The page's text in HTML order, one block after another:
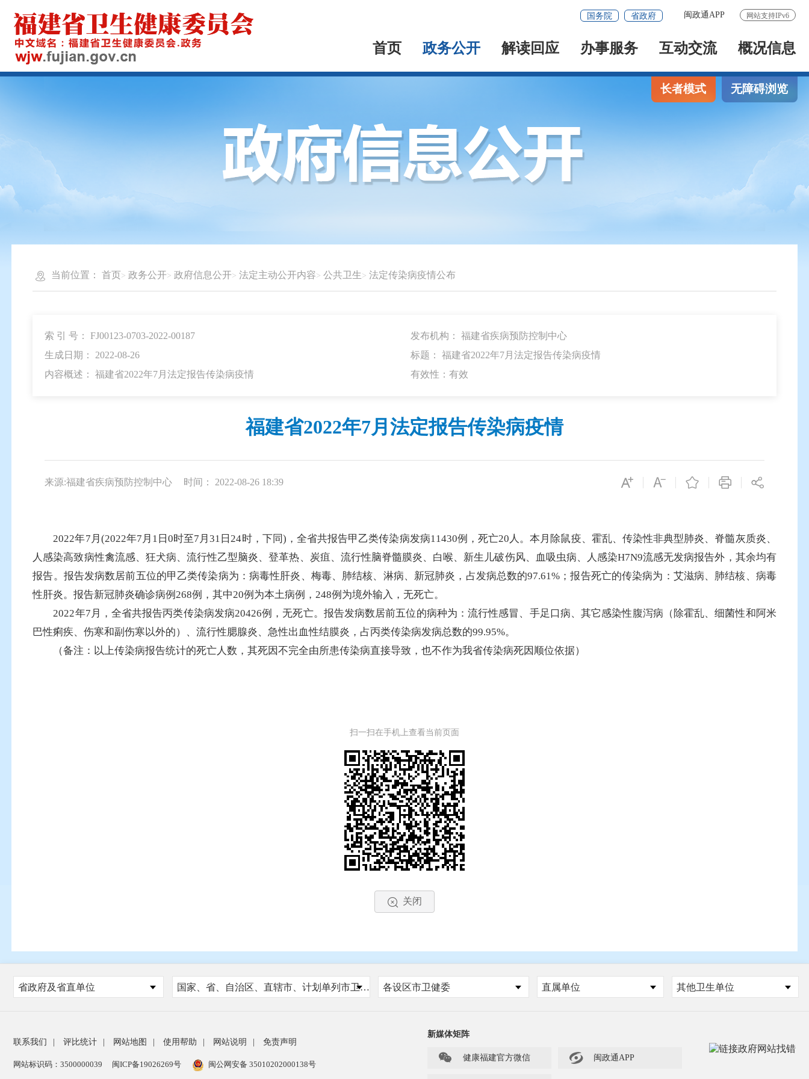
网站支持IPv6
闽政通APP
国务院 省政府
首页 政务公开 解读回应 办事服务 互动交流 概况信息
长者模式 无障碍浏览
当前位置： 首页 政务公开 政府信息公开 法定主动公开内容 公共卫生 法定传染病疫情公布
索 引 号： FJ00123-0703-2022-00187
发布机构： 福建省疾病预防控制中心
生成日期： 2022-08-26
标题： 福建省2022年7月法定报告传染病疫情
内容概述： 福建省2022年7月法定报告传染病疫情
有效性：有效
福建省2022年7月法定报告传染病疫情
来源:福建省疾病预防控制中心 时间： 2022-08-26 18:39
2022年7月(2022年7月1日0时至7月31日24时，下同)，全省共报告甲乙类传染病发病11430例，死亡20人。本月除鼠疫、霍乱、传染性非典型肺炎、脊髓灰质炎、
人感染高致病性禽流感、狂犬病、流行性乙型脑炎、登革热、炭疽、流行性脑脊髓膜炎、白喉、新生儿破伤风、血吸虫病、人感染H7N9流感无发病报告外，其余均有
报告。报告发病数居前五位的甲乙类传染病为：病毒性肝炎、梅毒、肺结核、淋病、新冠肺炎，占发病总数的97.61%；报告死亡的传染病为：艾滋病、肺结核、病毒
性肝炎。报告新冠肺炎确诊病例268例，其中20例为本土病例，248例为境外输入，无死亡。
2022年7月，全省共报告丙类传染病发病20426例，无死亡。报告发病数居前五位的病种为：流行性感冒、手足口病、其它感染性腹泻病（除霍乱、细菌性和阿米
巴性痢疾、伤寒和副伤寒以外的）、流行性腮腺炎、急性出血性结膜炎，占丙类传染病发病总数的99.95%。
（备注：以上传染病报告统计的死亡人数，其死因不完全由所患传染病直接导致，也不作为我省传染病死因顺位依据）
扫一扫在手机上查看当前页面
关闭
省政府及省直单位 国家、省、自治区、直辖市、计划单列市卫健委 各设区市卫健委 直属单位 其他卫生单位
联系我们 评比统计 网站地图 使用帮助 网站说明 免责声明
网站标识码：3500000039 闽ICP备19026269号 闽公网安备 35010202000138号
新媒体矩阵
 健康福建官方微信  闽政通APP